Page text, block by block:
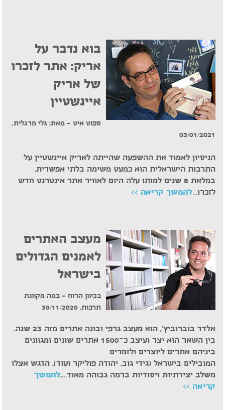
בוא נדבר על
אריק: אתר לזכרו
של אריק
איינשטיין
ספוט איט – מאת: גלי מרגלית,
03/01/2021
הניסיון לאמוד את ההשפעה שהייתה לאריק איינשטיין על
התרבות הישראלית הוא כמעט משימה בלתי אפשרית.
במלאת 8 שנים למותו עלה היום לאוויר אתר אינטרנט חדש
לזכרו…להמשך קריאה >>
מעצב האתרים
לאמנים הגדולים
בישראל
בכיוון הרוח – במה מקוונת
תרבות, 30/11/2020
אלדד בוברוביץ', הוא מעצב גרפי ובונה אתרים מזה 23 שנה.
בין השאר הוא יצר ועיצב כ-1500 אתרים שונים ומגוונים
ביניהם אתרים ליוצרים ולזמרים
המובילים בישראל (גידי גוב, יהודה פוליקר ועוד). הדגש אצלו
משלב יצירתיות ויסודיות ברמה גבוהה מאוד….להמשך
קריאה >>